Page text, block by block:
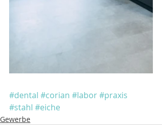
#dental #corian #labor#praxis
#stahl #eiche
Gewerbe